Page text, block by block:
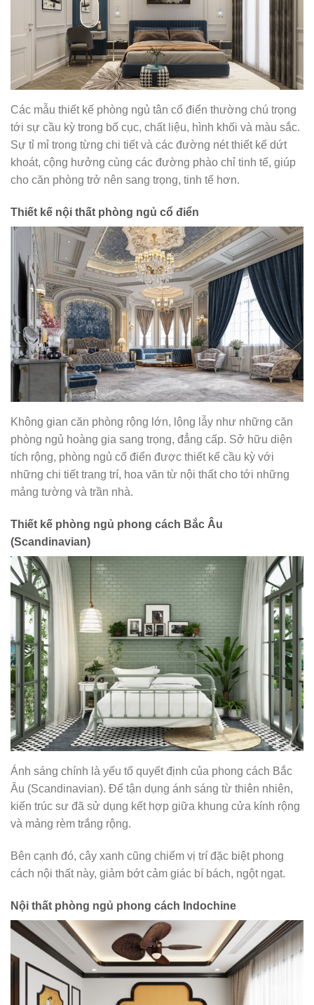
Các mẫu thiết kế phòng ngủ tân cổ điển thường chú trọng
tới sự cầu kỳ trong bố cục, chất liệu, hình khối và màu sắc.
Sự tỉ mỉ trong từng chi tiết và các đường nét thiết kế dứt
khoát, cộng hưởng cùng các đường phào chỉ tinh tế, giúp
cho căn phòng trở nên sang trọng, tinh tế hơn.
Thiết kế nội thất phòng ngủ cổ điển
Không gian căn phòng rộng lớn, lộng lẫy như những căn
phòng ngủ hoàng gia sang trọng, đẳng cấp. Sở hữu diện
tích rộng, phòng ngủ cổ điển được thiết kế cầu kỳ với
những chi tiết trang trí, hoa văn từ nội thất cho tới những
mảng tường và trần nhà.
Thiết kế phòng ngủ phong cách Bắc Âu
(Scandinavian)
Ánh sáng chính là yếu tố quyết định của phong cách Bắc
Âu (Scandinavian). Để tận dụng ánh sáng từ thiên nhiên,
kiến trúc sư đã sử dụng kết hợp giữa khung cửa kính rộng
và mảng rèm trắng rộng.
Bên cạnh đó, cây xanh cũng chiếm vị trí đặc biệt phong
cách nội thất này, giảm bớt cảm giác bí bách, ngột ngạt.
Nội thất phòng ngủ phong cách Indochine